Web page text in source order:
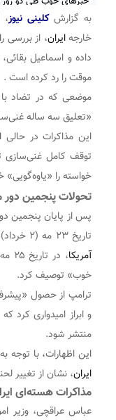
به گزارشکلینی نیوز،
خارجهایران، از بررسی
داده و اسماعیل
موقت را رد کرده است .
موضعی که در تضاد
«تعلیق سه ساله
این مذاکرات در
توقف کامل غنی‌سازی
خواسته را «یاوه‌گویی»
تحولات پنجمین دور
پس از پایان پنجمین
تاریخ ۲۳ مه (۲ خرداد) در رم برگزار شد، دونالد ترامپ، رئیس‌جمهور
آمریکا
خوب» توصیف کرد.
ترامپ از حصول
و ابراز امیدواری کرد
منتشر شود.
این اظهارات، با توجه
ایران، نشان از تغییر
مذاکرات هسته‌ای
عباس عراقچی، وزیر